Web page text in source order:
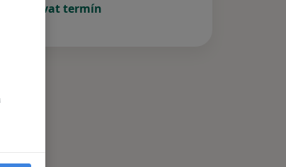
Rezervovat termín